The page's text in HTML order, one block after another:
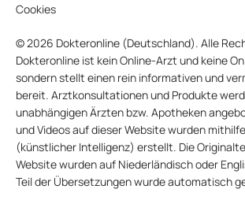
Cookies
© 2026 Dokteronline (Deutschland). Alle
Dokteronline ist kein Online-Arzt und keine
sondern stellt einen rein informativen und
bereit. Arztkonsultationen und Produkte
unabhängigen Ärzten bzw. Apotheken
und Videos auf dieser Website wurden
(künstlicher Intelligenz) erstellt. Die
Website wurden auf Niederländisch oder
Teil der Übersetzungen wurde automatisch